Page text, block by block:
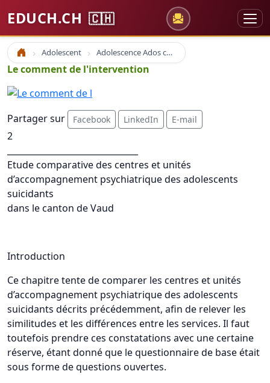
EDUCH.CH 🇨🇭
Accueil Adolescent Adolescence Ados coaching
Le comment de l'intervention
Partager sur Facebook LinkedIn E-mail
2
Etude comparative des centres et unités
d’accompagnement psychiatrique des adolescents
suicidants
dans le canton de Vaud
Introduction
Ce chapitre tente de comparer les centres et unités
d’accompagnement psychiatrique des adolescents
suicidants décrits précédemment, afin de relever les
similitudes et les différences entre les services. Il faut
toutefois prendre ces constatations avec une certaine
réserve, étant donné que le questionnaire de base était
sous forme de questions ouvertes.